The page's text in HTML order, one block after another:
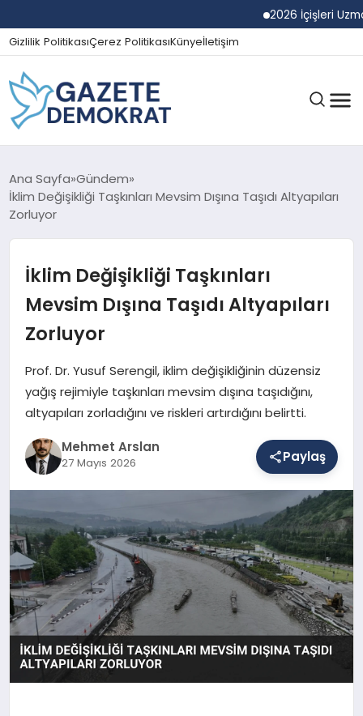
2026 İçişleri Uzman
Gizlilik PolitikasıÇerez PolitikasıKünyeİletişim
GÜNDEM
EKONOMI
SPOR
SAĞLIK
EĞITIM
DÜNYA
YAŞAM
Ana Sayfa Gündem
İklim Değişikliği Taşkınları Mevsim Dışına Taşıdı Altyapıları
Zorluyor
İklim Değişikliği Taşkınları
Mevsim Dışına Taşıdı Altyapıları
Zorluyor
Prof. Dr. Yusuf Serengil, iklim değişikliğinin düzensiz
yağış rejimiyle taşkınları mevsim dışına taşıdığını,
altyapıları zorladığını ve riskleri artırdığını belirtti.
Mehmet Arslan
27 Mayıs 2026 Paylaş